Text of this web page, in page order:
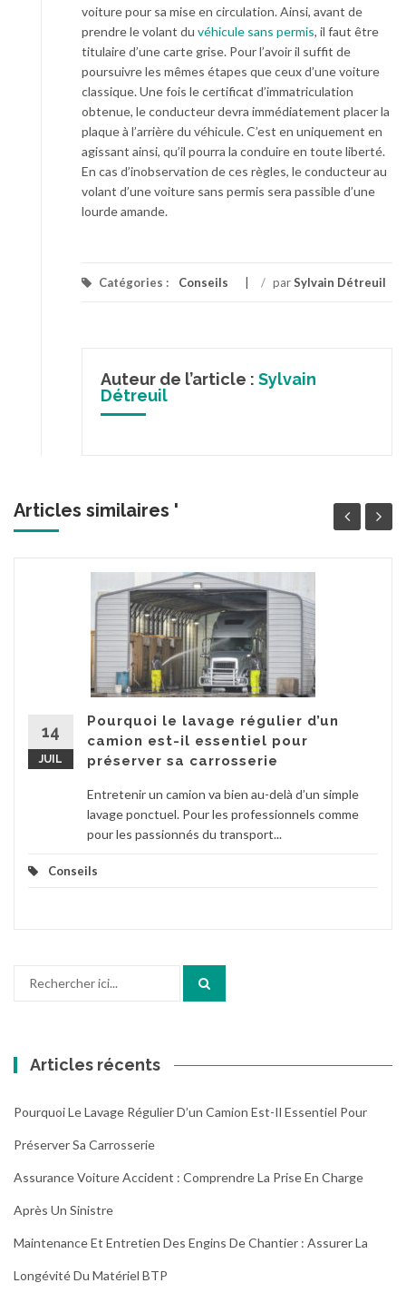
voiture pour sa mise en circulation. Ainsi, avant de
prendre le volant du véhicule sans permis, il faut être
titulaire d’une carte grise. Pour l’avoir il suffit de
poursuivre les mêmes étapes que ceux d’une voiture
classique. Une fois le certificat d’immatriculation
obtenue, le conducteur devra immédiatement placer la
plaque à l’arrière du véhicule. C’est en uniquement en
agissant ainsi, qu’il pourra la conduire en toute liberté.
En cas d’inobservation de ces règles, le conducteur au
volant d’une voiture sans permis sera passible d’une
lourde amande.
Catégories : Conseils / parSylvain Détreuil
Auteur de l’article : Sylvain
Détreuil
Articles similaires '
14
JUIL
Pourquoi le lavage régulier d’un
camion est-il essentiel pour
préserver sa carrosserie
Entretenir un camion va bien au-delà d’un simple
lavage ponctuel. Pour les professionnels comme
pour les passionnés du transport...
Conseils
Articles récents
Pourquoi Le Lavage Régulier D’un Camion Est-Il Essentiel Pour
Préserver Sa Carrosserie
Assurance Voiture Accident : Comprendre La Prise En Charge
Après Un Sinistre
Maintenance Et Entretien Des Engins De Chantier : Assurer La
Longévité Du Matériel BTP